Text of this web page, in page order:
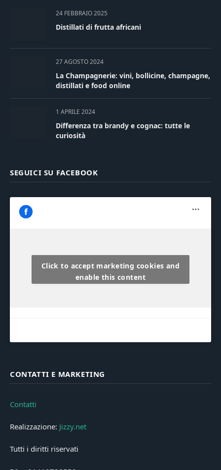
24 FEBBRAIO 2025
Distillati di frutta africani
27 AGOSTO 2024
La Champagnerie: vini, bollicine, champagne,
distillati e food online
1 APRILE 2024
Differenza tra brandy e cognac: tutte le
curiosità
SEGUICI SU FACEBOOK
Click to accept marketing cookies and
enable this content
CONTATTI E MARKETING
Contatti
Realizzazione: Jizzy.net
Tutti i diritti riservati